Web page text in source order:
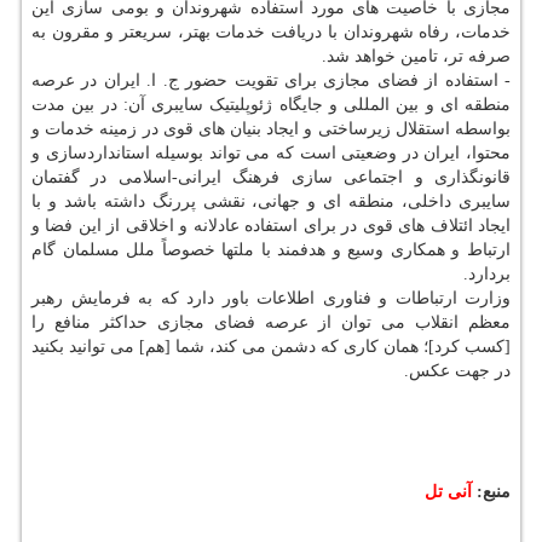
مجازی با خاصیت های مورد استفاده شهروندان و بومی سازی این
خدمات، رفاه شهروندان با دریافت خدمات بهتر، سریعتر و مقرون به
صرفه تر، تامین خواهد شد.
- استفاده از فضای مجازی برای تقویت حضور ج. ا. ایران در عرصه
منطقه ای و بین المللی و جایگاه ژئوپلیتیک سایبری آن: در بین مدت
بواسطه استقلال زیرساختی و ایجاد بنیان های قوی در زمینه خدمات و
محتوا، ایران در وضعیتی است که می تواند بوسیله استانداردسازی و
قانونگذاری و اجتماعی سازی فرهنگ ایرانی-اسلامی در گفتمان
سایبری داخلی، منطقه ای و جهانی، نقشی پررنگ داشته باشد و با
ایجاد ائتلاف های قوی در برای استفاده عادلانه و اخلاقی از این فضا و
ارتباط و همکاری وسیع و هدفمند با ملتها خصوصاً ملل مسلمان گام
بردارد.
وزارت ارتباطات و فناوری اطلاعات باور دارد که به فرمایش رهبر
معظم انقلاب می توان از عرصه فضای مجازی حداکثر منافع را
[کسب کرد]؛ همان کاری که دشمن می کند، شما [هم] می توانید بکنید
در جهت عکس.
منبع: آنی تل